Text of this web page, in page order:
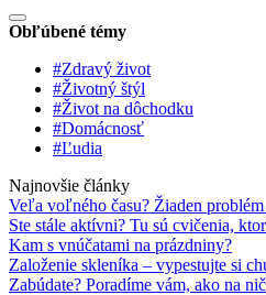
Obľúbené témy
#Zdravý život
#Životný štýl
#Život na dôchodku
#Domácnosť
#Ľudia
Najnovšie články
Veľa voľného času? Žiaden
Ste stále aktívni? Tu sú cvičenia,
Kam s vnúčatami na prázdniny?
Založenie skleníka – vypestujte si
Zabúdate? Poradíme vám, ako na